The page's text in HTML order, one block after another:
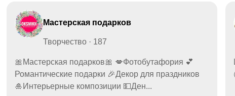
Мастерская подарков
Творчество · 187
🎀Мастерская подарков🎀 💋Фотобутафория 💕
Романтические подарки 🎉Декор для праздников
🎍Интерьерные композиции 💵Ден...